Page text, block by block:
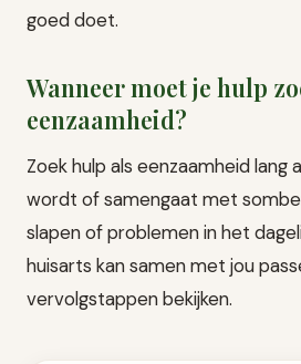
goed doet.
Wanneer moet je hulp
eenzaamheid?
Zoek hulp als eenzaamheid lang
wordt of samengaat met
slapen of problemen in het
huisarts kan samen met jou
vervolgstappen bekijken.